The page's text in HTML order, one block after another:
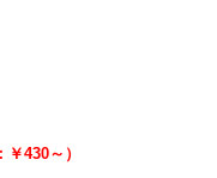
430～）